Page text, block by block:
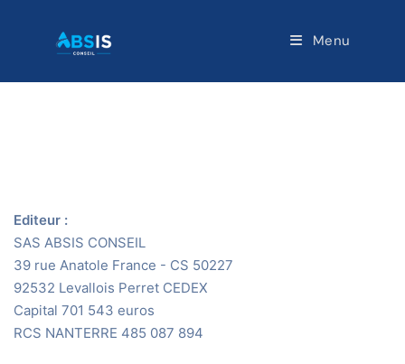
Menu
Editeur :
SAS ABSIS CONSEIL
39 rue Anatole France - CS 50227
92532 Levallois Perret CEDEX
Capital 701 543 euros
RCS NANTERRE 485 087 894